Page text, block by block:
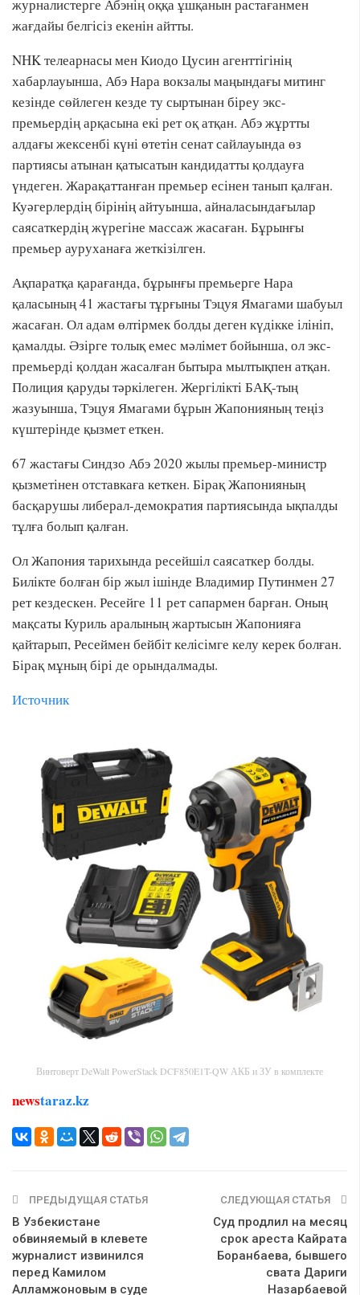
журналистерге Абэнің оққа ұшқанын растағанмен
жағдайы белгісіз екенін айтты.
NHK телеарнасы мен Киодо Цусин агенттігінің
хабарлауынша, Абэ Нара вокзалы маңындағы митинг
кезінде сөйлеген кезде ту сыртынан біреу экс-
премьердің арқасына екі рет оқ атқан. Абэ жұртты
алдағы жексенбі күні өтетін сенат сайлауында өз
партиясы атынан қатысатын кандидатты қолдауға
үндеген. Жарақаттанған премьер есінен танып қалған.
Куәгерлердің бірінің айтуынша, айналасындағылар
саясаткердің жүрегіне массаж жасаған. Бұрынғы
премьер ауруханаға жеткізілген.
Ақпаратқа қарағанда, бұрынғы премьерге Нара
қаласының 41 жастағы тұрғыны Тэцуя Ямагами шабуыл
жасаған. Ол адам өлтірмек болды деген күдікке ілініп,
қамалды. Әзірге толық емес мәлімет бойынша, ол экс-
премьерді қолдан жасалған бытыра мылтықпен атқан.
Полиция қаруды тәркілеген. Жергілікті БАҚ-тың
жазуынша, Тэцуя Ямагами бұрын Жапонияның теңіз
күштерінде қызмет еткен.
67 жастағы Синдзо Абэ 2020 жылы премьер-министр
қызметінен отставкаға кеткен. Бірақ Жапонияның
басқарушы либерал-демократия партиясында ықпалды
тұлға болып қалған.
Ол Жапония тарихында ресейшіл саясаткер болды.
Билікте болған бір жыл ішінде Владимир Путинмен 27
рет кездескен. Ресейге 11 рет сапармен барған. Оның
мақсаты Куриль аралының жартысын Жапонияға
қайтарып, Ресеймен бейбіт келісімге келу керек болған.
Бірақ мұның бірі де орындалмады.
Источник
Винтоверт DeWalt PowerStack DCF850E1T-QW АКБ и ЗУ в комплекте
newstaraz.kz
ПРЕДЫДУЩАЯ СТАТЬЯ
В Узбекистане
обвиняемый в клевете
журналист извинился
перед Камилом
Алламжоновым в суде
СЛЕДУЮЩАЯ СТАТЬЯ
Суд продлил на месяц
срок ареста Кайрата
Боранбаева, бывшего
свата Дариги
Назарбаевой